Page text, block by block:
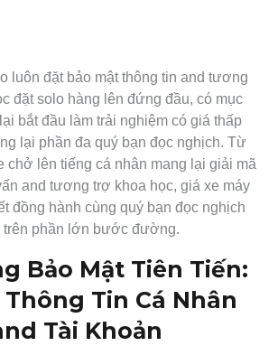
luôn đặt bảo mật thông tin and tương
đặt solo hàng lên đứng đầu, có mục
bắt đầu làm trải nghiệm có giá thấp
lại phần đa quý bạn đọc nghịch. Từ
chở lên tiếng cá nhân mang lại giải mã
and tương trợ khoa học, giá xe máy
đồng hành cùng quý bạn đọc nghịch
trên phần lớn bước đường.
Bảo Mật Tiên Tiến:
Thông Tin Cá Nhân
Tài Khoản